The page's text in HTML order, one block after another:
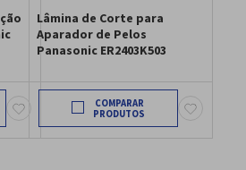
Lâmina de Corte para
Aparador de Pelos
Panasonic ER2403K503
COMPARAR